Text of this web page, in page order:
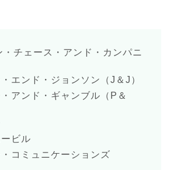
チェース・アンド・カンパニ
エンド・ジョンソン（J＆J）
アンド・ギャンブル（P＆
ビル
コミュニケーションズ